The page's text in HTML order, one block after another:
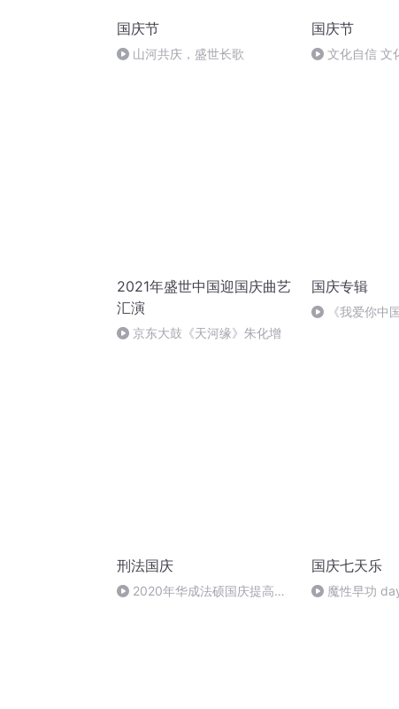
国庆节
山河共庆，盛世长歌
国庆节
文化自信 文
2021年盛世中国迎国庆曲艺
汇演
京东大鼓《天河缘》朱化增
国庆专辑
《我爱你中国
刑法国庆
2020年华成法硕国庆提高班
国庆七天乐
魔性早功